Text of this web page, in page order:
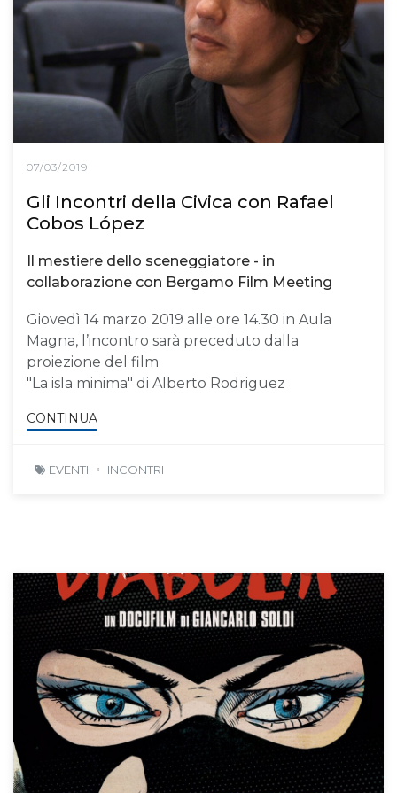
07/03/2019
Gli Incontri della Civica con Rafael
Cobos López
Il mestiere dello sceneggiatore - in
collaborazione con Bergamo Film Meeting
Giovedì 14 marzo 2019 alle ore 14.30 in Aula
Magna, l’incontro sarà preceduto dalla
proiezione del film
"La isla minima" di Alberto Rodriguez
CONTINUA
EVENTI INCONTRI